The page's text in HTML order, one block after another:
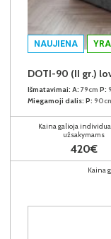
NAUJIENA
DOTI-90 (II gr.)
Išmatavimai: A: 79cm P:
Miegamoji dalis: P:
Kaina galioja
užsakymams
420€
Kaina